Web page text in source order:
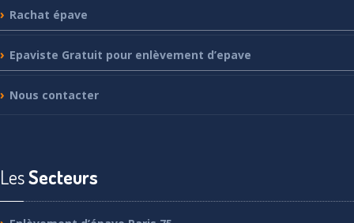
Rachat épave
Epaviste Gratuit pour enlèvement d’epave
Nous contacter
LesSecteurs